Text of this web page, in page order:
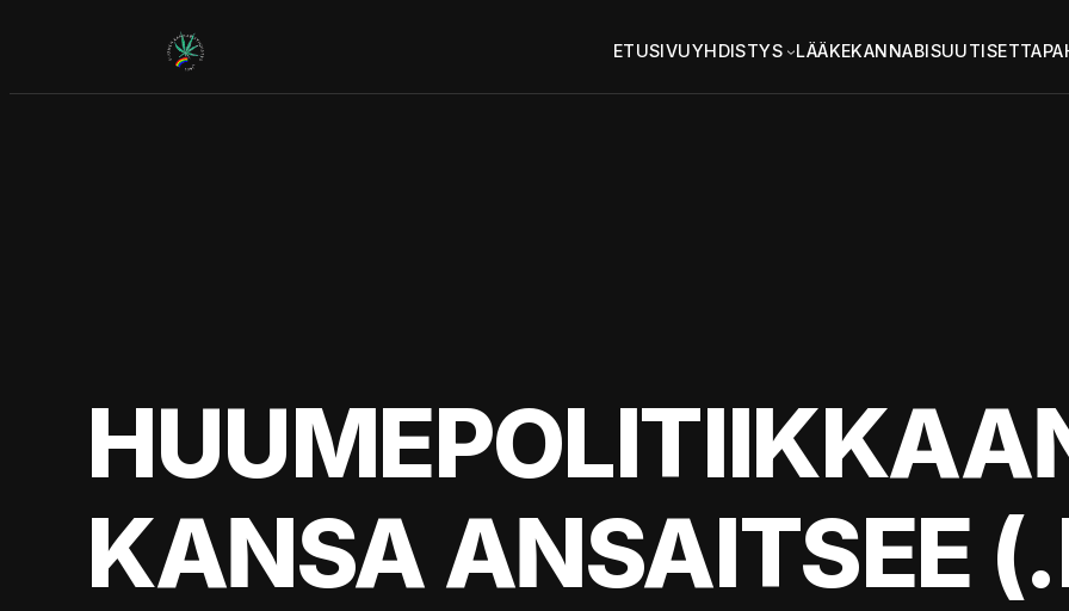
ETUSIVUYHDISTYS LÄÄKEKANNABISUUTISET
KANSA ANSAITSEE